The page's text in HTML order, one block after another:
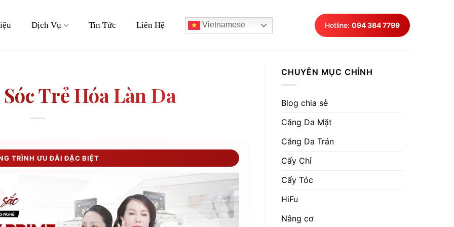
Dịch Vụ Tin Tức Liên Hệ Vietnamese Hotline: 094 384 7799
Trẻ Hóa Làn Da
TRÌNH ƯU ĐÃI ĐẶC BIỆT
CHUYÊN MỤC CHÍNH
Blog chia sẻ
Căng Da Mặt
Căng Da Trán
Cấy Chỉ
Cấy Tóc
HiFu
Nâng cơ